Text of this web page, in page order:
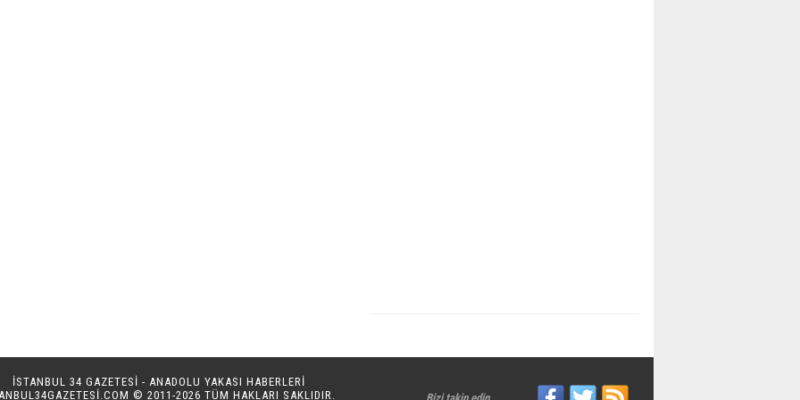
İSTANBUL 34 GAZETESİ - ANADOLU YAKASI HABERLERİ
© 2011-2026 TÜM HAKLARI SAKLIDIR.